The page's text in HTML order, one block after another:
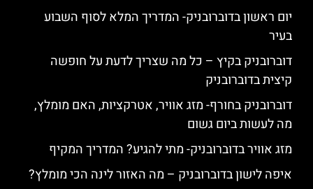
יום ראשון בדוברובניק- המדריך המלא לסוף השבוע
בעיר
דוברובניק בקיץ – כל מה שצריך לדעת על חופשה
קיצית בדוברובניק
דוברובניק בחורף- מזג אוויר, אטרקציות, האם מומלץ,
מה לעשות ביום גשום
מזג אוויר בדוברובניק- מתי להגיע? המדריך המקיף
איפה לישון בדוברובניק – מה האזור לינה הכי מומלץ?